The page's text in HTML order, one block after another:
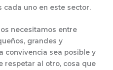
cada uno en este sector.
necesitamos entre
grandes y
convivencia sea posible y
respetar al otro, cosa que